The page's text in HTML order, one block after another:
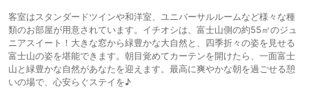
客室はスタンダードツインや和洋室、ユニバーサルルームなど様々な種
類のお部屋が用意されています。イチオシは、富士山側の約55㎡のジュ
ニアスイート！大きな窓から緑豊かな大自然と、四季折々の姿を見せる
富士山の姿を堪能できます。朝目覚めてカーテンを開けたら、一面富士
山と緑豊かな自然があなたを迎えます。最高に爽やかな朝を過ごせる憩
いの場で、心安らぐステイを♪